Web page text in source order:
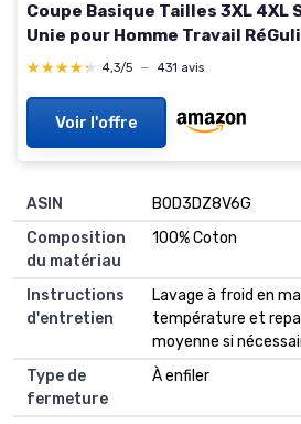
Coupe Basique Tailles 3XL 4XL
Unie pour Homme Travail
Courtes Col Rond L Bleu Foncé/
★★★★★
★★★★★ 4,3/5 — 431 avis
Voir l'offre
ASIN
B0D3DZ8V6G
Composition
du matériau
100% Coton
Instructions
d'entretien
Lavage à froid en
température et
moyenne si
Type de
fermeture
À enfiler